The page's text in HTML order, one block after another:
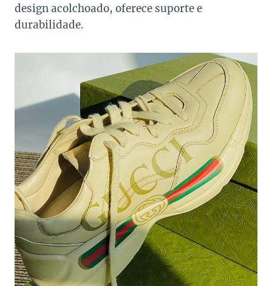
design acolchoado, oferece suporte e
durabilidade.